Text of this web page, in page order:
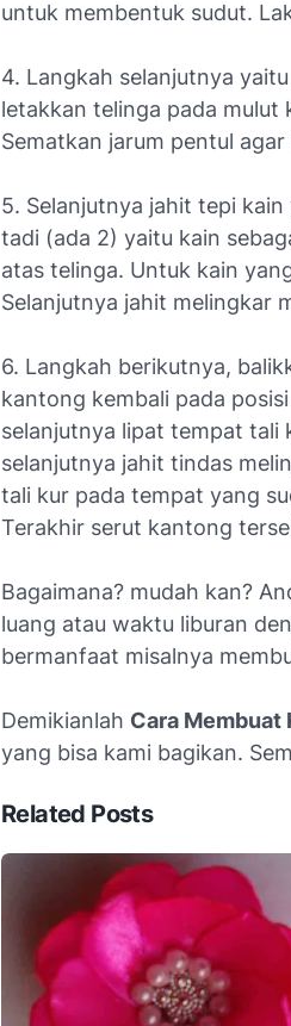
untuk membentuk sudut.
4. Langkah selanjutnya
letakkan telinga pada mulut
Sematkan jarum pentul
5. Selanjutnya jahit tepi
tadi (ada 2) yaitu kain
atas telinga. Untuk kain
Selanjutnya jahit melingkar
6. Langkah berikutnya,
kantong kembali pada
selanjutnya lipat tempat tali
selanjutnya jahit tindas
tali kur pada tempat yang
Terakhir serut kantong
Bagaimana? mudah kan?
luang atau waktu liburan
bermanfaat misalnya
Demikianlah Cara Membuat
yang bisa kami bagikan.
Related Posts